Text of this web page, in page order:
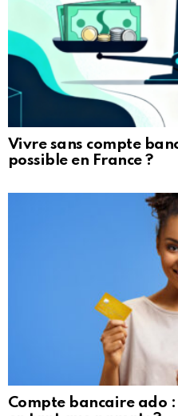
Vivre sans compte
possible en France ?
Compte bancaire ado